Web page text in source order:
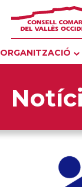
ORGANITZACIÓ